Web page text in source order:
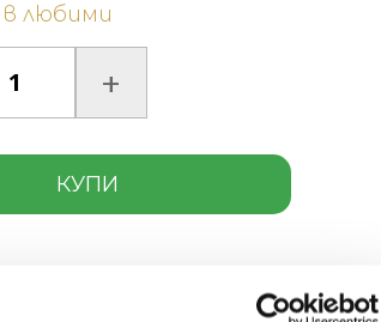
любими
КУПИ
Допълнителна информация